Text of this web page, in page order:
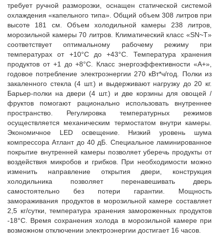
требует ручной разморозки, оснащен статической системой
охлаждения «капельного типа». Общий объем 308 литров при
высоте 181 см. Объем холодильной камеры 238 литров,
морозильной камеры 70 литров. Климатический класс «SN~T»
соответствует оптимальному рабочему режиму при
температурах от +10°С до +43°С. Температура хранения
продуктов от +1 до +8°С. Класс энергоэффективности «А+»,
годовое потребление электроэнергии 270 кВт*ч/год. Полки из
закаленного стекла (4 шт.) и выдерживают нагрузку до 20 кг.
Барьер-полки на двери (4 шт.) и две корзины для овощей /
фруктов помогают рационально использовать внутреннее
пространство. Регулировка температурных режимов
осуществляется механическим термостатом внутри камеры.
Экономичное LED освещение. Низкий уровень шума
компрессора Атлант до 40 дБ. Специальное ламинированное
покрытие внутренней камеры позволяет уберечь продукты от
воздействия микробов и грибков. При необходимости можно
изменить направление открытия двери, конструкция
холодильника позволяет перенавешивать дверь
самостоятельно без потери гарантии. Мощность
замораживания продуктов в морозильной камере составляет
2,5 кг/сутки, температура хранения замороженных продуктов
-18°С. Время сохранения холода в морозильной камере при
возможном отключении электроэнергии достигает 16 часов.